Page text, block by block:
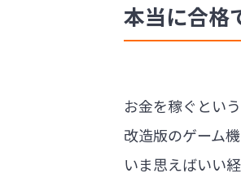
本当に合格
お金を稼ぐとい
改造版のゲーム
いま思えばいい